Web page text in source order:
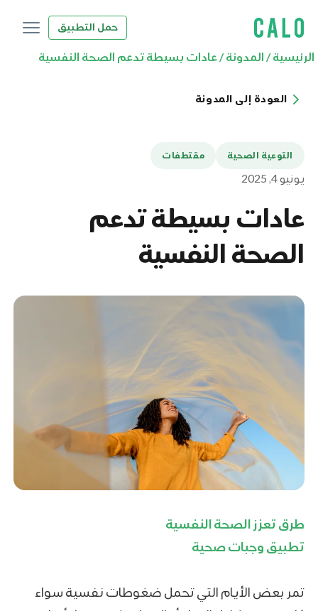
حمل التطبيق
الرئيسية/ المدونة/عادات بسيطة تدعم الصحة النفسية
العودة إلى المدونة
التوعية الصحية مقتطفات
يونيو 4, 2025
عادات بسيطة تدعم
الصحة النفسية
طرق تعزز الصحة النفسية
تطبيق وجبات صحية
تمر بعض الأيام التي تحمل ضغوطات نفسية سواء